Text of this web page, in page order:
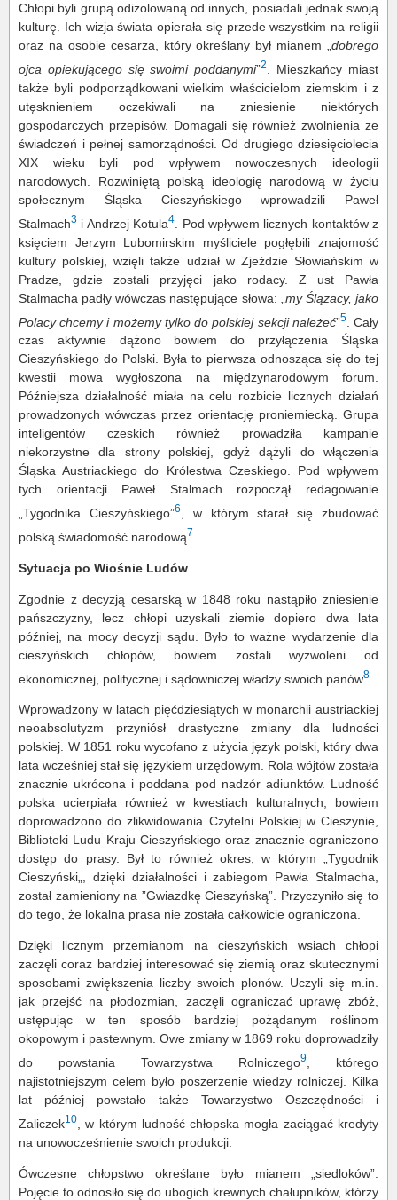
Chłopi byli grupą odizolowaną od innych, posiadali jednak swoją
kulturę. Ich wizja świata opierała się przede wszystkim na religii
oraz na osobie cesarza, który określany był mianem „dobrego
ojca opiekującego się swoimi poddanymi”2
. Mieszkańcy miast
także byli podporządkowani wielkim właścicielom ziemskim i z
utęsknieniem oczekiwali na zniesienie niektórych
gospodarczych przepisów. Domagali się również zwolnienia ze
świadczeń i pełnej samorządności. Od drugiego dziesięciolecia
XIX wieku byli pod wpływem nowoczesnych ideologii
narodowych. Rozwiniętą polską ideologię narodową w życiu
społecznym Śląska Cieszyńskiego wprowadzili Paweł
Stalmach3 i Andrzej Kotula4
. Pod wpływem licznych kontaktów z
księciem Jerzym Lubomirskim myśliciele pogłębili znajomość
kultury polskiej, wzięli także udział w Zjeździe Słowiańskim w
Pradze, gdzie zostali przyjęci jako rodacy. Z ust Pawła
Stalmacha padły wówczas następujące słowa: „ my Ślązacy, jako
Polacy chcemy i możemy tylko do polskiej sekcji należeć”5. Cały
czas aktywnie dążono bowiem do przyłączenia Śląska
Cieszyńskiego do Polski. Była to pierwsza odnosząca się do tej
kwestii mowa wygłoszona na międzynarodowym forum.
Późniejsza działalność miała na celu rozbicie licznych działań
prowadzonych wówczas przez orientację proniemiecką. Grupa
inteligentów czeskich również prowadziła kampanie
niekorzystne dla strony polskiej, gdyż dążyli do włączenia
Śląska Austriackiego do Królestwa Czeskiego. Pod wpływem
tych orientacji Paweł Stalmach rozpoczął redagowanie
„Tygodnika Cieszyńskiego”6
, w którym starał się zbudować
polską świadomość narodową7
Sytuacja po Wiośnie Ludów
Zgodnie z decyzją cesarską w 1848 roku nastąpiło zniesienie
pańszczyzny, lecz chłopi uzyskali ziemie dopiero dwa lata
później, na mocy decyzji sądu. Było to ważne wydarzenie dla
cieszyńskich chłopów, bowiem zostali wyzwoleni od
ekonomicznej, politycznej i sądowniczej władzy swoich panów8
Wprowadzony w latach pięćdziesiątych w monarchii austriackiej
neoabsolutyzm przyniósł drastyczne zmiany dla ludności
polskiej. W 1851 roku wycofano z użycia język polski, który dwa
lata wcześniej stał się językiem urzędowym. Rola wójtów została
znacznie ukrócona i poddana pod nadzór adiunktów. Ludność
polska ucierpiała również w kwestiach kulturalnych, bowiem
doprowadzono do zlikwidowania Czytelni Polskiej w Cieszynie,
Biblioteki Ludu Kraju Cieszyńskiego oraz znacznie ograniczono
dostęp do prasy. Był to również okres, w którym „Tygodnik
Cieszyński„, dzięki działalności i zabiegom Pawła Stalmacha,
został zamieniony na ”Gwiazdkę Cieszyńską”. Przyczyniło się to
do tego, że lokalna prasa nie została całkowicie ograniczona.
Dzięki licznym przemianom na cieszyńskich wsiach chłopi
zaczęli coraz bardziej interesować się ziemią oraz skutecznymi
sposobami zwiększenia liczby swoich plonów. Uczyli się m.in.
jak przejść na płodozmian, zaczęli ograniczać uprawę zbóż,
ustępując w ten sposób bardziej pożądanym roślinom
okopowym i pastewnym. Owe zmiany w 1869 roku doprowadziły
do powstania Towarzystwa Rolniczego9
, którego
najistotniejszym celem było poszerzenie wiedzy rolniczej. Kilka
lat później powstało także Towarzystwo Oszczędności i
Zaliczek10
, w którym ludność chłopska mogła zaciągać kredyty
na unowocześnienie swoich produkcji.
Ówczesne chłopstwo określane było mianem „siedloków”.
Pojęcie to odnosiło się do ubogich krewnych chałupników, którzy